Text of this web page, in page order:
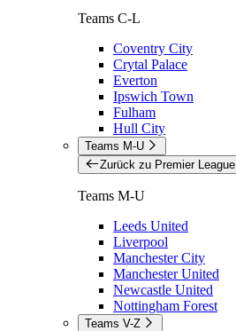
Teams C-L
Coventry City
Crytal Palace
Everton
Ipswich Town
Fulham
Hull City
Teams M-U
Zurück zu Premier League
Teams M-U
Leeds United
Liverpool
Manchester City
Manchester United
Newcastle United
Nottingham Forest
Teams V-Z